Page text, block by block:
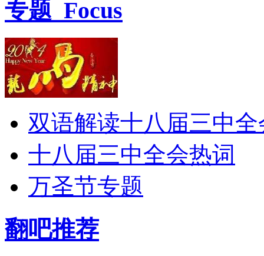
专题 Focus
双语解读十八届三中全
十八届三中全会热词
万圣节专题
翻吧推荐